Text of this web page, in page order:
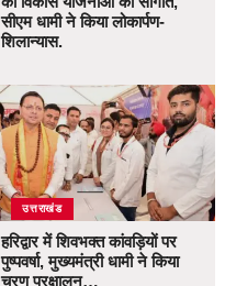
सीएम धामी ने किया लोकार्पण-
शिलान्यास.
उत्तराखंड
हरिद्वार में शिवभक्त कांवड़ियों पर
पुष्पवर्षा, मुख्यमंत्री धामी ने किया
चरण प्रक्षालन…